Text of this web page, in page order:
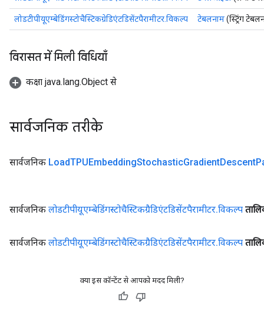
लोडटीपीयूएम्बेडिंगस्टोचैस्टिकग्रेडिएंटडिसेंटपैरामीटर.विकल्प टेबलनाम(स्ट्रिंग
विरासत में मिली विधियाँ
कक्षा java.lang.Object से
सार्वजनिक तरीके
सार्वजनिक LoadTPUEmbeddingStochasticGradientDescent
सार्वजनिक लोडटीपीयूएम्बेडिंगस्टोचैस्टिकग्रैडिएंटडिसेंटपैरामीटर.विकल्प
सार्वजनिक लोडटीपीयूएम्बेडिंगस्टोचैस्टिकग्रैडिएंटडिसेंटपैरामीटर.विकल्प
क्या इस कॉन्टेंट से आपको मदद मिली?